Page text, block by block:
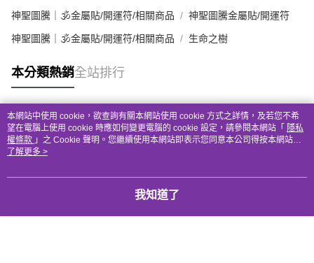
神聖圖騰｜🕉金屬貼/開運符/相關商品 神聖圖騰金屬貼/開運符
神聖圖騰｜🕉金屬貼/開運符/相關商品 生命之樹
本分類熱銷全站排行
熱門標籤
本網站中使用 cookie，欲查詢有關本網站使用 cookie 方式之詳情，及若您不希
望在電腦上使用 cookie 時應如何變更電腦的 cookie 設定，請參閱本網站「 隱私
權條款 」之 Cookie 聲明。您繼續使用本網站即表示您同意本公司得按本網站使
用條款之 Cookie 聲明使用 cookie。
了解更多 >
我知道了